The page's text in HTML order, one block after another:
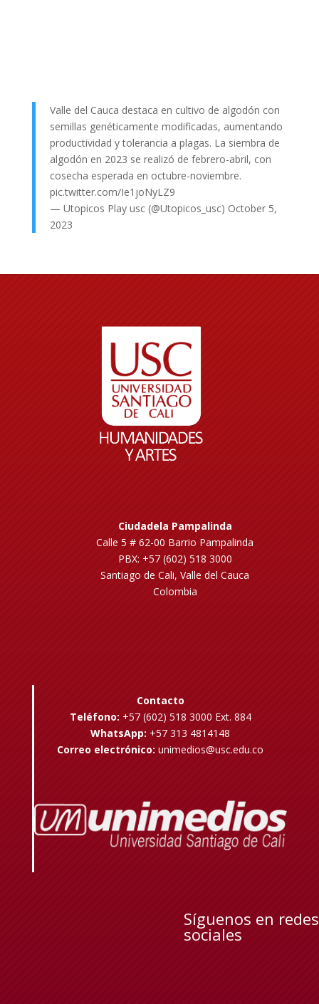
Valle del Cauca destaca en cultivo de algodón con
semillas genéticamente modificadas, aumentando
productividad y tolerancia a plagas. La siembra de
algodón en 2023 se realizó de febrero-abril, con
cosecha esperada en octubre-noviembre.
pic.twitter.com/Ie1joNyLZ9
— Utopicos Play usc (@Utopicos_usc) October 5,
2023
Ciudadela Pampalinda
Calle 5 # 62-00 Barrio Pampalinda
PBX: +57 (602) 518 3000
Santiago de Cali, Valle del Cauca
Colombia
Contacto
Teléfono: +57 (602) 518 3000 Ext. 884
WhatsApp: +57 313 4814148
Correo electrónico: unimedios@usc.edu.co
Síguenos en redes
sociales